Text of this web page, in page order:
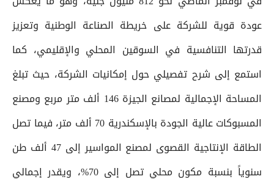
عودة قوية للشركة على خريطة الصناعة الوطنية وتعزيز
قدرتها التنافسية في السوقين المحلي والإقليمي، كما
استمع إلى شرح تفصيلي حول إمكانيات الشركة، حيث تبلغ
المساحة الإجمالية لمصانع الجيزة 146 ألف متر مربع ومصنع
المسبوكات عالية الجودة بالإسكندرية 70 ألف متر، فيما تصل
الطاقة الإنتاجية القصوى لمصنع المواسير إلى 47 ألف طن
سنوياً بنسبة مكون محلي تصل إلى 70%، ويقدر إجمالي